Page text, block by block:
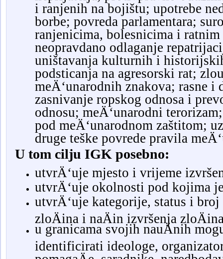
i ranjenih na bojištu; upotrebe
borbe; povreda parlamentara;
ranjenicima, bolesnicima i
neopravdano odlaganje
uništavanja kulturnih i
podsticanja na agresorski rat;
meÄ‘unarodnih znakova; rasne i
zasnivanje ropskog odnosa i
odnosu; meÄ‘unarodni
pod meÄ‘unarodnom zaštitom;
druge teške povrede pravila
U tom cilju IGK posebno:
utvrÄ‘uje mjesto i vrijeme
utvrÄ‘uje okolnosti pod kojima
utvrÄ‘uje kategorije, status i
zloÄina i naÄin izvršenja
u granicama svojih nauÄnih
identificirati ideologe,
pomagaÄe, saradnike,